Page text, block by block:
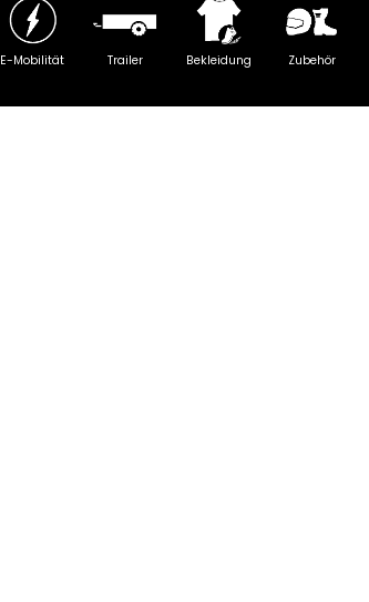
E-Mobilität Trailer Bekleidung Zubehör